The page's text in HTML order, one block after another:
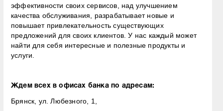
эффективности своих сервисов, над улучшением
качества обслуживания, разрабатывает новые и
повышает привлекательность существующих
предложений для своих клиентов. У нас каждый может
найти для себя интересные и полезные продукты и
услуги.
Ждем всех в офисах банка по адресам:
Брянск, ул. Любезного, 1,